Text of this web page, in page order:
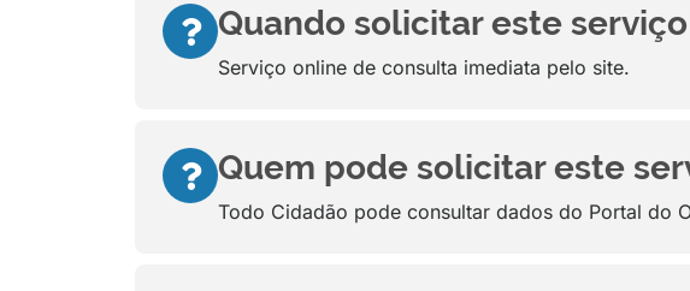
Quando solicitar este serviço
Serviço online de consulta imediata pelo site.
Quem pode solicitar este
Todo Cidadão pode consultar dados do Portal do